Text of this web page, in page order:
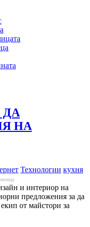
ДА
НА
Технологии кухня
и интериор на
предложения за да
от майстори за